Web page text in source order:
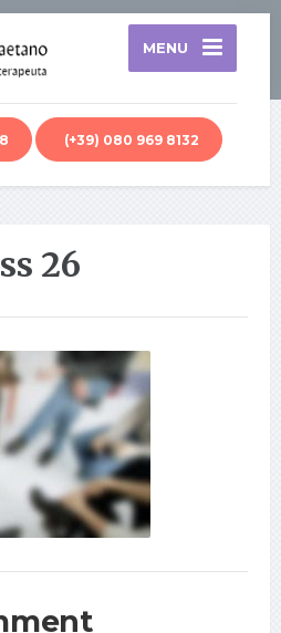
MENU
(+39) 080 969 8132
26